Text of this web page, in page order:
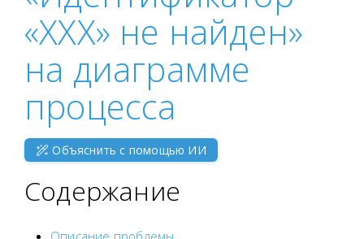
«XXX» не найден»
на диаграмме
процесса
Объяснить с помощью ИИ
Содержание